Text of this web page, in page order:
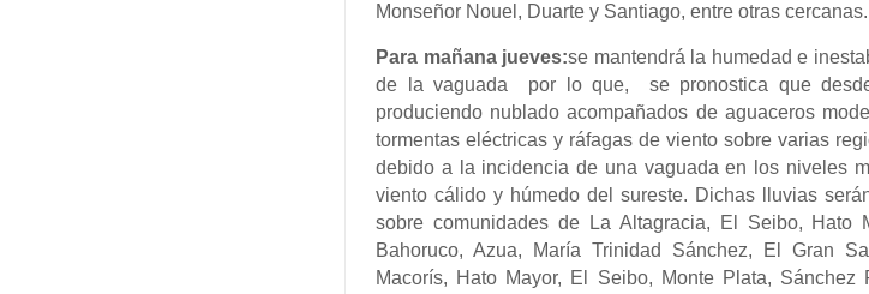
Monseñor Nouel, Duarte y Santiago, entre otras cercanas.
Para mañana jueves:se mantendrá la humedad e
de la vaguada por lo que, se pronostica que
produciendo nublado acompañados de aguaceros
tormentas eléctricas y ráfagas de viento sobre varias
debido a la incidencia de una vaguada en los niveles
viento cálido y húmedo del sureste. Dichas lluvias
sobre comunidades de La Altagracia, El Seibo, Hato
Bahoruco, Azua, María Trinidad Sánchez, El Gran
Macorís, Hato Mayor, El Seibo, Monte Plata, Sánchez